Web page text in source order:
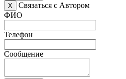
X
Связаться с Автором
ФИО
Телефон
Сообщение